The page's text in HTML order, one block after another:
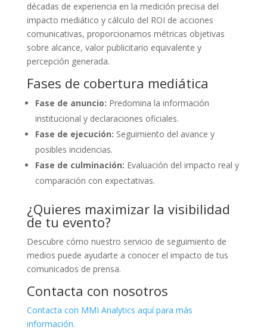
décadas de experiencia en la medición precisa del
impacto mediático y cálculo del ROI de acciones
comunicativas, proporcionamos métricas objetivas
sobre alcance, valor publicitario equivalente y
percepción generada.
Fases de cobertura mediática
Fase de anuncio: Predomina la información
institucional y declaraciones oficiales.
Fase de ejecución: Seguimiento del avance y
posibles incidencias.
Fase de culminación: Evaluación del impacto real y
comparación con expectativas.
¿Quieres maximizar la visibilidad
de tu evento?
Descubre cómo nuestro servicio de seguimiento de
medios puede ayudarte a conocer el impacto de tus
comunicados de prensa.
Contacta con nosotros
Contacta con MMI Analytics aquí para más
información.